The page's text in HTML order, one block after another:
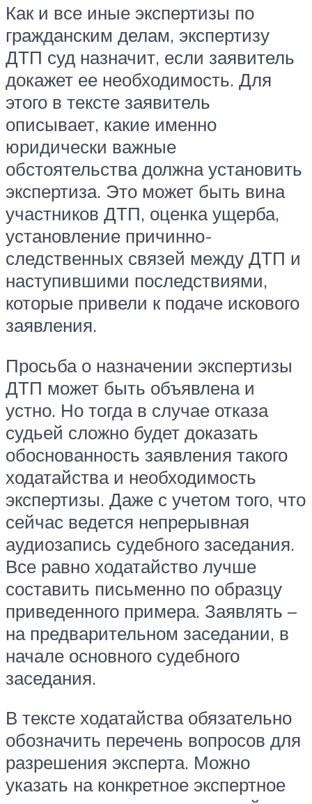
Как и все иные экспертизы по
гражданским делам, экспертизу
ДТП суд назначит, если заявитель
докажет ее необходимость. Для
этого в тексте заявитель
описывает, какие именно
юридически важные
обстоятельства должна установить
экспертиза. Это может быть вина
участников ДТП, оценка ущерба,
установление причинно-
следственных связей между ДТП и
наступившими последствиями,
которые привели к подаче искового
заявления.
Просьба о назначении экспертизы
ДТП может быть объявлена и
устно. Но тогда в случае отказа
судьей сложно будет доказать
обоснованность заявления такого
ходатайства и необходимость
экспертизы. Даже с учетом того, что
сейчас ведется непрерывная
аудиозапись судебного заседания.
Все равно ходатайство лучше
составить письменно по образцу
приведенного примера. Заявлять –
на предварительном заседании, в
начале основного судебного
заседания.
В тексте ходатайства обязательно
обозначить перечень вопросов для
разрешения эксперта. Можно
указать на конкретное экспертное